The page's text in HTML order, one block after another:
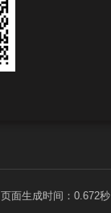
面生成时间：0.672秒